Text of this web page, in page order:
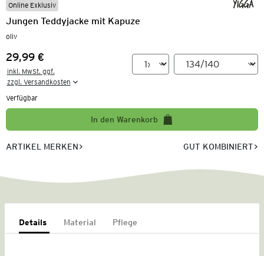
Online Exklusiv
Jungen Teddyjacke mit Kapuze
oliv
Preis:
29,99 €
inkl. MwSt. ggf.
zzgl. Versandkosten
Verfügbar
In den Warenkorb
ARTIKEL MERKEN GUT KOMBINIERT
Details Material Pflege